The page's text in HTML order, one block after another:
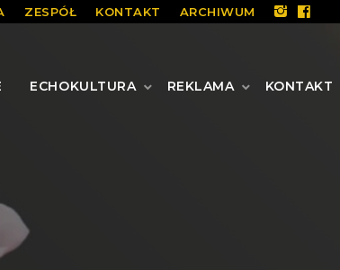
ZESPÓŁ KONTAKT ARCHIWUM
ECHOKULTURA REKLAMA KONTAKT